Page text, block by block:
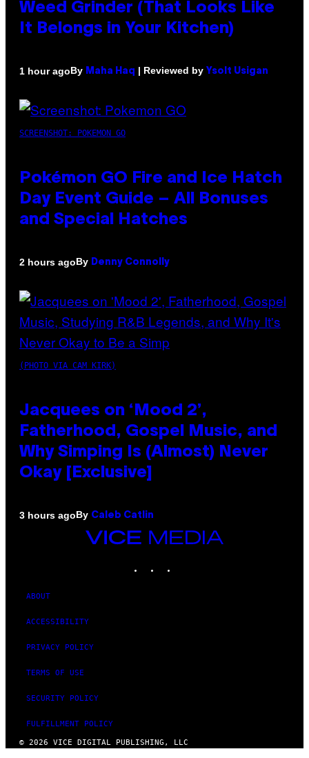
Weed Grinder (That Looks Like
It Belongs in Your Kitchen)
1 hour agoBy Maha Haq | Reviewed by Ysolt Usigan
SCREENSHOT: POKEMON GO
Pokémon GO Fire and Ice Hatch
Day Event Guide – All Bonuses
and Special Hatches
2 hours agoBy Denny Connolly
(PHOTO VIA CAM KIRK)
Jacquees on ‘Mood 2’,
Fatherhood, Gospel Music, and
Why Simping Is (Almost) Never
Okay [Exclusive]
3 hours agoBy Caleb Catlin
VICE
ABOUT
ACCESSIBILITY
PRIVACY POLICY
TERMS OF USE
SECURITY POLICY
FULFILLMENT POLICY
© 2026 VICE DIGITAL PUBLISHING, LLC